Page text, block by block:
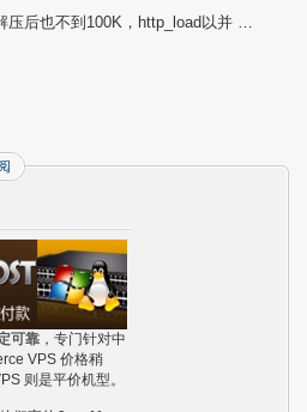
压后也不到100K，http_load以并 …
可靠 ，专门针对中
VPS 价格稍
则是平价机型。